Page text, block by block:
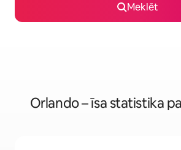
Meklēt
Orlando – īsa statistika